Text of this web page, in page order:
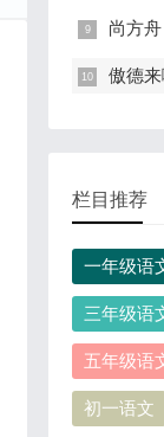
尚方舟 剑
傲德来
栏目推荐
一年级语
三年级语
五年级语
初一语文